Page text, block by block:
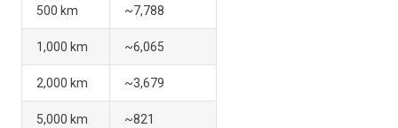
500 km ~7,788
1,000 km ~6,065
2,000 km ~3,679
5,000 km ~821